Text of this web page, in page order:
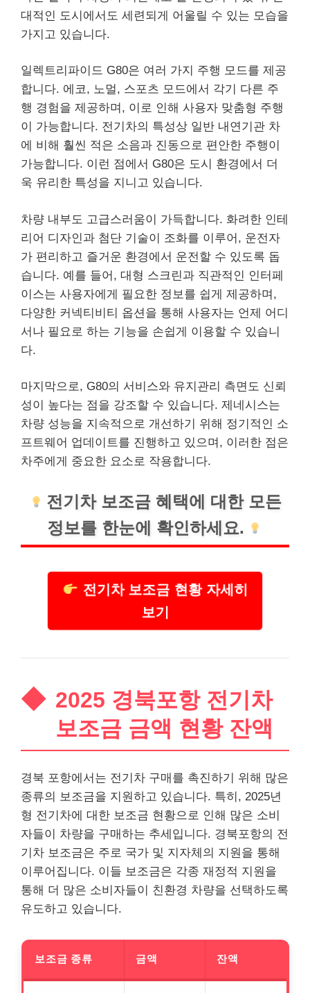
대적인 도시에서도 세련되게 어울릴 수 있는 모습을
가지고 있습니다.
일렉트리파이드 G80은 여러 가지 주행 모드를 제공
합니다. 에코, 노멀, 스포츠 모드에서 각기 다른 주
행 경험을 제공하며, 이로 인해 사용자 맞춤형 주행
이 가능합니다. 전기차의 특성상 일반 내연기관 차
에 비해 훨씬 적은 소음과 진동으로 편안한 주행이
가능합니다. 이런 점에서 G80은 도시 환경에서 더
욱 유리한 특성을 지니고 있습니다.
차량 내부도 고급스러움이 가득합니다. 화려한 인테
리어 디자인과 첨단 기술이 조화를 이루어, 운전자
가 편리하고 즐거운 환경에서 운전할 수 있도록 돕
습니다. 예를 들어, 대형 스크린과 직관적인 인터페
이스는 사용자에게 필요한 정보를 쉽게 제공하며,
다양한 커넥티비티 옵션을 통해 사용자는 언제 어디
서나 필요로 하는 기능을 손쉽게 이용할 수 있습니
다.
마지막으로, G80의 서비스와 유지관리 측면도 신뢰
성이 높다는 점을 강조할 수 있습니다. 제네시스는
차량 성능을 지속적으로 개선하기 위해 정기적인 소
프트웨어 업데이트를 진행하고 있으며, 이러한 점은
차주에게 중요한 요소로 작용합니다.
전기차 보조금 혜택에 대한 모든
정보를 한눈에 확인하세요.
전기차 보조금 현황 자세히
보기
2025 경북포항 전기차
보조금 금액 현황 잔액
경북 포항에서는 전기차 구매를 촉진하기 위해 많은
종류의 보조금을 지원하고 있습니다. 특히, 2025년
형 전기차에 대한 보조금 현황으로 인해 많은 소비
자들이 차량을 구매하는 추세입니다. 경북포항의 전
기차 보조금은 주로 국가 및 지자체의 지원을 통해
이루어집니다. 이들 보조금은 각종 재정적 지원을
통해 더 많은 소비자들이 친환경 차량을 선택하도록
유도하고 있습니다.
보조금 종류 금액 잔액